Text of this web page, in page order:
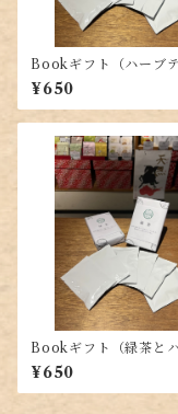
Bookギフト（ハーブ
セット）
¥650
Bookギフト（緑茶と
ィーのセット）
¥650